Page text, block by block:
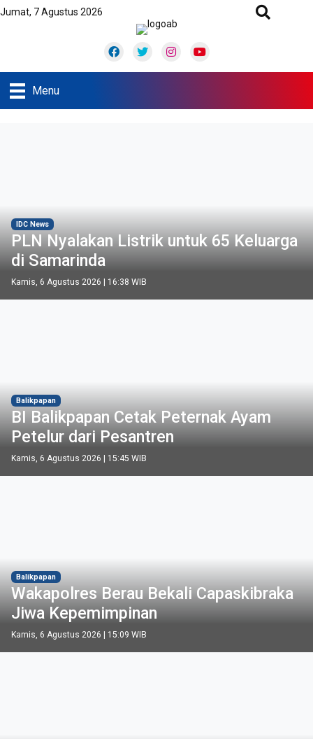
Jumat, 7 Agustus 2026
FacebookTwitter InstagramYoutube
Menu
IDC News
PLN Nyalakan Listrik untuk 65 Keluarga
di Samarinda
Kamis, 6 Agustus 2026 | 16:38 WIB
Balikpapan
BI Balikpapan Cetak Peternak Ayam
Petelur dari Pesantren
Kamis, 6 Agustus 2026 | 15:45 WIB
Balikpapan
Wakapolres Berau Bekali Capaskibraka
Jiwa Kepemimpinan
Kamis, 6 Agustus 2026 | 15:09 WIB